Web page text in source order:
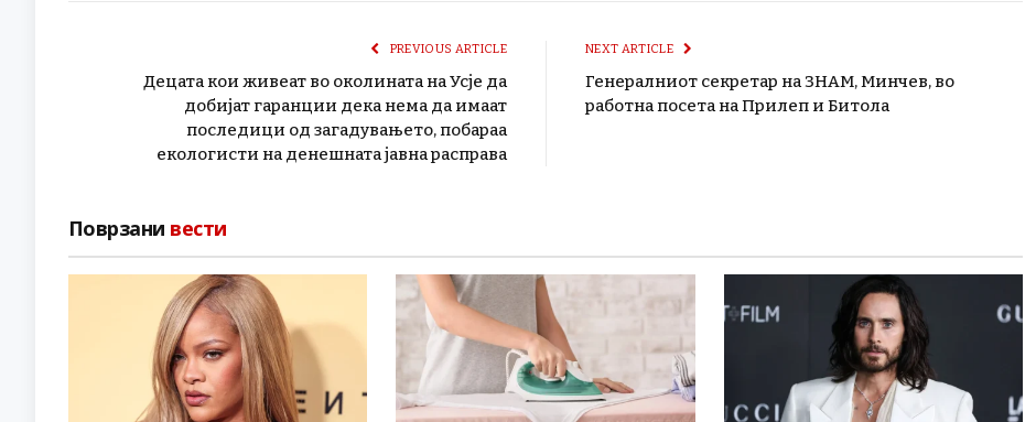
PREVIOUS ARTICLE
Децата кои живеат во околината на Усје да
добијат гаранции дека нема да имаат
последици од загадувањето, побараа
екологисти на денешната јавна расправа
NEXT ARTICLE
Генералниот секретар на ЗНАМ, Минчев, во
работна посета на Прилеп и Битола
Поврзани вести